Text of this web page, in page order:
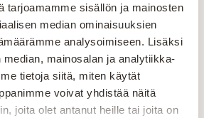
tarjoamamme sisällön ja mainosten
median ominaisuuksien
analysoimiseen. Lisäksi
mainosalan ja analytiikka-
tietoja siitä, miten käytät
voivat yhdistää näitä
joita olet antanut heille tai joita on
rahoitus
korotonta maksu-aikaa
kautta